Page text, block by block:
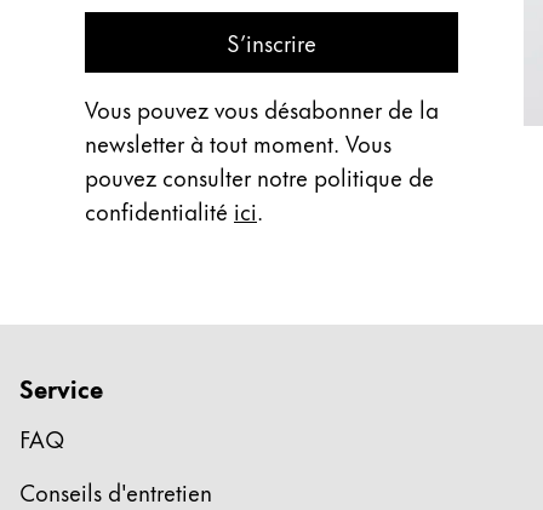
S’inscrire
Vous pouvez vous désabonner de la
newsletter à tout moment. Vous
pouvez consulter notre politique de
confidentialité ici.
Service
FAQ
Conseils d'entretien